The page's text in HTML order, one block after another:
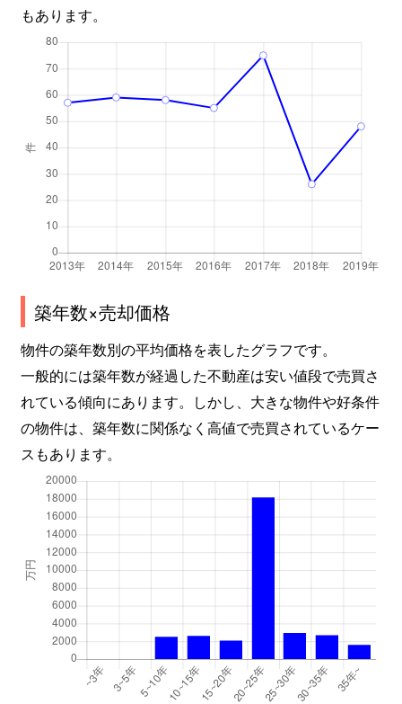
もあります。
築年数×売却価格
物件の築年数別の平均価格を表したグラフです。
一般的には築年数が経過した不動産は安い値段で売買さ
れている傾向にあります。しかし、大きな物件や好条件
の物件は、築年数に関係なく高値で売買されているケー
スもあります。